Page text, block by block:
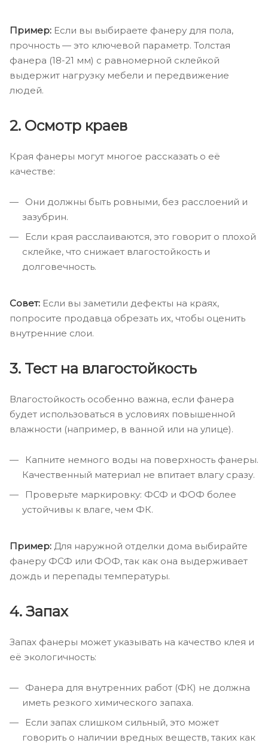
Пример: Если вы выбираете фанеру для пола,
прочность — это ключевой параметр. Толстая
фанера (18-21 мм) с равномерной склейкой
выдержит нагрузку мебели и передвижение
людей.
2. Осмотр краев
Края фанеры могут многое рассказать о её
качестве:
Они должны быть ровными, без расслоений и
зазубрин.
Если края расслаиваются, это говорит о плохой
склейке, что снижает влагостойкость и
долговечность.
Совет: Если вы заметили дефекты на краях,
попросите продавца обрезать их, чтобы оценить
внутренние слои.
3. Тест на влагостойкость
Влагостойкость особенно важна, если фанера
будет использоваться в условиях повышенной
влажности (например, в ванной или на улице).
Капните немного воды на поверхность фанеры.
Качественный материал не впитает влагу сразу.
Проверьте маркировку: ФСФ и ФОФ более
устойчивы к влаге, чем ФК.
Пример: Для наружной отделки дома выбирайте
фанеру ФСФ или ФОФ, так как она выдерживает
дождь и перепады температуры.
4. Запах
Запах фанеры может указывать на качество клея и
её экологичность:
Фанера для внутренних работ (ФК) не должна
иметь резкого химического запаха.
Если запах слишком сильный, это может
говорить о наличии вредных веществ, таких как